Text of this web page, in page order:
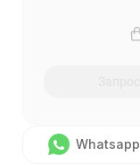
Whatsapp